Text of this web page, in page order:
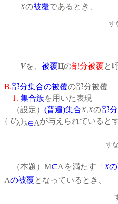
Xの被覆であるとき、
す
Vを、 被覆Цの部分被覆 と
B.部分集合の被覆の部分被覆
1. 集合族を用いた表現
（設定）(普遍)集合X,Xの部
{ Uλ}λ∈Λが与えられていると
す
（本題）Μ⊂Λを満たす「Xの
Aの被覆 となっているとき、